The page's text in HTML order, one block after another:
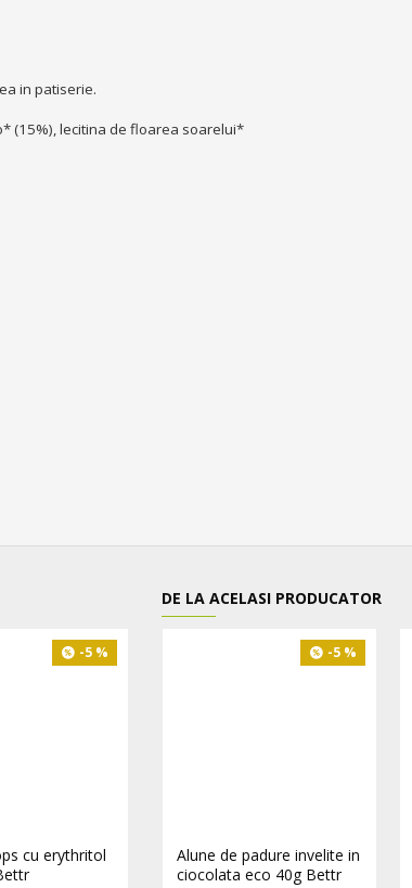
in patiserie.
(15%), lecitina de floarea soarelui*
-5 %
cu erythritol
-5 %
Choco drops Milk bio 200g
Bettr
DE LA ACELASI PRODUCATOR
-5 %
Alune de padure invelite in
ciocolata eco 40g Bettr